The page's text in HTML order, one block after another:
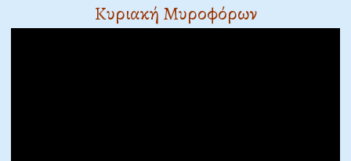
Κυριακή Μυροφόρων